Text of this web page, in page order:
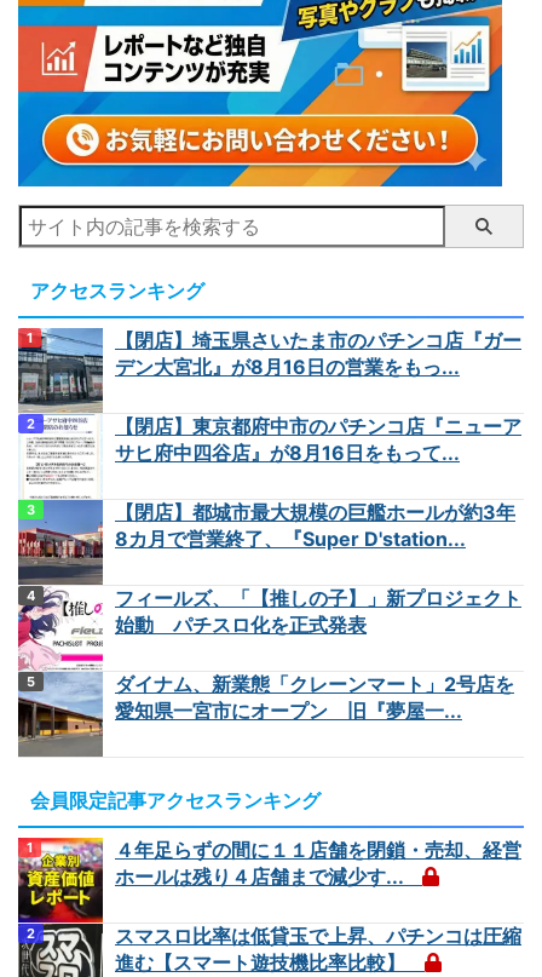
アクセスランキング
【閉店】埼玉県さいたま市のパチンコ店『ガー
デン大宮北』が8月16日の営業をもっ...
【閉店】東京都府中市のパチンコ店『ニューア
サヒ府中四谷店』が8月16日をもって...
【閉店】都城市最大規模の巨艦ホールが約3年
8カ月で営業終了、『Super D'station...
フィールズ、「【推しの子】」新プロジェクト
始動 パチスロ化を正式発表
ダイナム、新業態「クレーンマート」2号店を
愛知県一宮市にオープン 旧『夢屋一...
会員限定記事アクセスランキング
４年足らずの間に１１店舗を閉鎖・売却、経営
ホールは残り４店舗まで減少す...
スマスロ比率は低貸玉で上昇、パチンコは圧縮
進む【スマート遊技機比率比較】